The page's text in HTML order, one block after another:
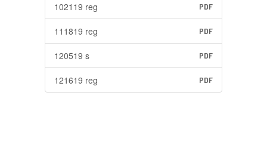
102119 reg PDF
111819 reg PDF
120519 s PDF
121619 reg PDF